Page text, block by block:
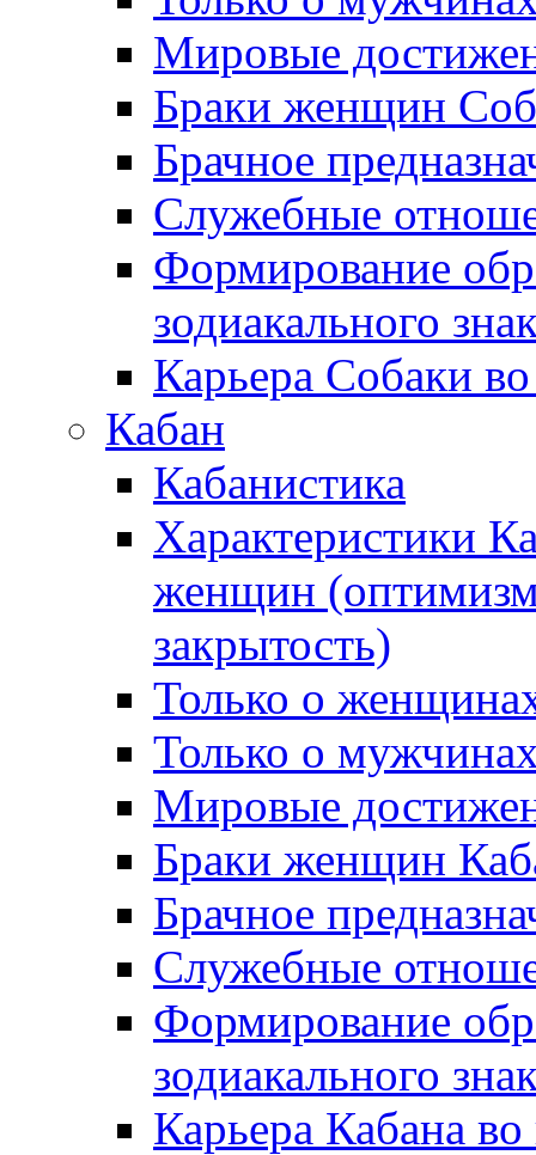
Мировые
Браки женщин
Брачное
Служебные
Формирование
зодиакального
Карьера Собаки
Кабан
Кабанистика
Характеристики
женщин
закрытость)
Только о
Только о
Мировые
Браки женщин
Брачное
Служебные
Формирование
зодиакального
Карьера Кабана